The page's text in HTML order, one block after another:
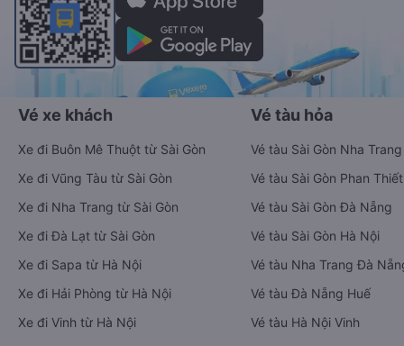
Vé xe khách
Xe đi Buôn Mê Thuột từ Sài Gòn
Xe đi Vũng Tàu từ Sài Gòn
Xe đi Nha Trang từ Sài Gòn
Xe đi Đà Lạt từ Sài Gòn
Xe đi Sapa từ Hà Nội
Xe đi Hải Phòng từ Hà Nội
Xe đi Vinh từ Hà Nội
Vé tàu hỏa
Vé tàu Sài Gòn Nha Trang
Vé tàu Sài Gòn Phan Thiết
Vé tàu Sài Gòn Đà Nẵng
Vé tàu Sài Gòn Hà Nội
Vé tàu Nha Trang Đà
Vé tàu Đà Nẵng Huế
Vé tàu Hà Nội Vinh